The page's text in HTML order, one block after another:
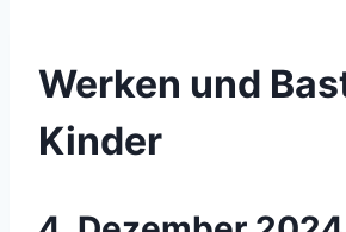
Werken und
Kinder